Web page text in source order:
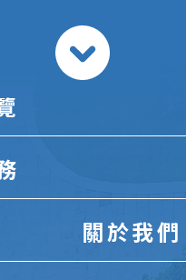
關於我們